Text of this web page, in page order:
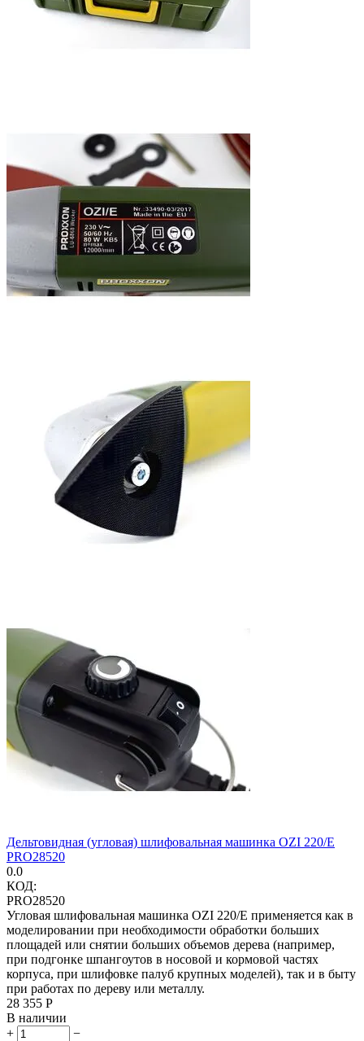
Дельтовидная (угловая) шлифовальная машинка OZI 220/Е
PRO28520
0.0
КОД:
PRO28520
Угловая шлифовальная машинка OZI 220/E применяется как в
моделировании при необходимости обработки больших
площадей или снятии больших объемов дерева (например,
при подгонке шпангоутов в носовой и кормовой частях
корпуса, при шлифовке палуб крупных моделей), так и в быту
при работах по дереву или металлу.
28 355 Р
В наличии
+
−